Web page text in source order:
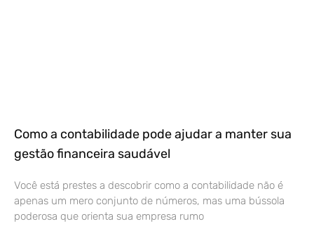
Como a contabilidade pode ajudar a manter sua
gestão financeira saudável
Você está prestes a descobrir como a contabilidade não é
apenas um mero conjunto de números, mas uma bússola
poderosa que orienta sua empresa rumo